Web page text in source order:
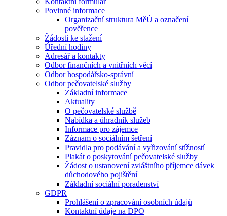
Povinné informace
Organizační struktura MěÚ a označení
pověřence
Žádosti ke stažení
Úřední hodiny
Adresář a kontakty
Odbor finančních a vnitřních věcí
Odbor hospodářsko-správní
Odbor pečovatelské služby
Základní informace
Aktuality
O pečovatelské službě
Nabídka a úhradník služeb
Informace pro zájemce
Záznam o sociálním šetření
Pravidla pro podávání a vyřizování stížností
Plakát o poskytování pečovatelské služby
Žádost o ustanovení zvláštního příjemce dávek
důchodového pojištění
Základní sociální poradenství
GDPR
Prohlášení o zpracování osobních údajů
Kontaktní údaje na DPO